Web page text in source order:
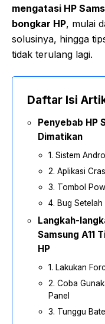
mengatasi HP
bongkar HP, mulai
solusinya, hingga
tidak terulang lagi.
Daftar Isi
Penyebab HP
Dimatikan
1. Sistem
2. Aplikasi
3. Tombol
4. Bug
Langkah-
Samsung A11
HP
1. Lakukan
2. Coba
Panel
3. Tunggu